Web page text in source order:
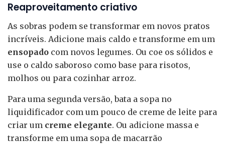
Reaproveitamento criativo
As sobras podem se transformar em novos pratos
incríveis. Adicione mais caldo e transforme em um
ensopado com novos legumes. Ou coe os sólidos e
use o caldo saboroso como base para risotos,
molhos ou para cozinhar arroz.
Para uma segunda versão, bata a sopa no
liquidificador com um pouco de creme de leite para
criar um creme elegante. Ou adicione massa e
transforme em uma sopa de macarrão